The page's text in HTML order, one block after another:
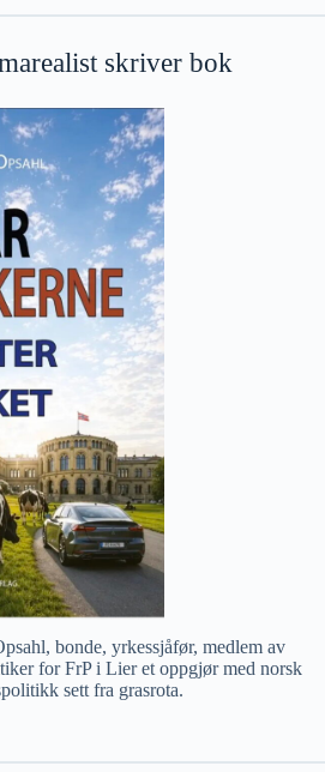
skriver bok
bonde, yrkessjåfør, medlem av
for FrP i Lier et oppgjør med norsk
sett fra grasrota.